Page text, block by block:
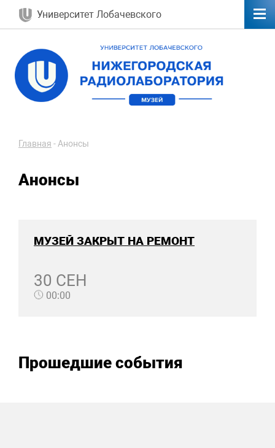
Университет Лобачевского
Главная -Анонсы
Анонсы
МУЗЕЙ ЗАКРЫТ НА РЕМОНТ
30 СЕН
00:00
Прошедшие события